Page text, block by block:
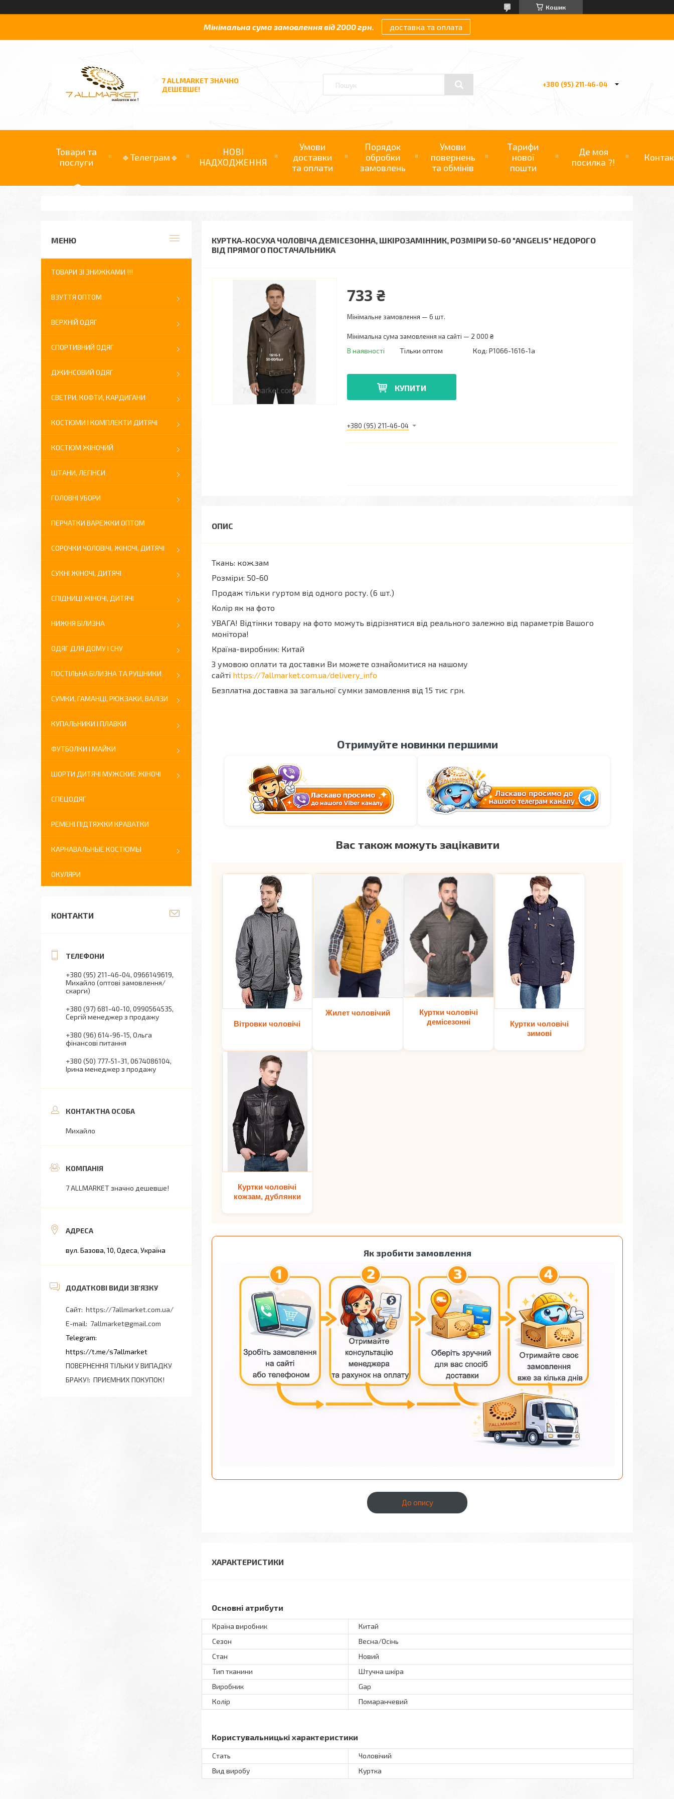
Кошик
Мінімальна сума замовлення від 2000 грн. доставка та оплата
7 ALLMARKET ЗНАЧНО
ДЕШЕВШЕ!
+380 (95) 211-46-04
Товари та
послуги
🔹Телеграм🔹
НОВІ
НАДХОДЖЕННЯ
Умови
доставки
та оплати
Порядок
обробки
замовлень
Умови
повернень
та обмінів
Тарифи
нової
пошти
Де моя
посилка ?!
КУРТКА-КОСУХА ЧОЛОВІЧА ДЕМІСЕЗОННА, ШКІРОЗАМІННИК, РОЗМІРИ 50-60 "ANGELIS" НЕДОРОГО
ВІД ПРЯМОГО ПОСТАЧАЛЬНИКА
733 ₴
Мінімальне замовлення — 6 шт.
Мінімальна сума замовлення на сайті — 2 000 ₴
В наявності Тільки оптом Код: P1066-1616-1a
КУПИТИ
+380 (95) 211-46-04
Ткань: кож.зам
Розміри: 50-60
Продаж тільки гуртом від одного росту. (6 шт.)
Колір як на фото
УВАГА! Відтінки товару на фото можуть відрізнятися від реального залежно від параметрів Вашого
монітора!
Країна-виробник: Китай
З умовою оплати та доставки Ви можете ознайомитися на нашому
сайті https://7allmarket.com.ua/delivery_info
Безплатна доставка за загальної сумки замовлення від 15 тис грн.
Отримуйте новинки першими
Вас також можуть зацікавити
Вітровки чоловічі
Жилет чоловічий
Куртки чоловічі
демісезонні
Куртки чоловічі
зимові
Куртки чоловічі
кожзам, дублянки
Як зробити замовлення
До опису
ХАРАКТЕРИСТИКИ
Основні атрибути
Країна виробник
Китай
Сезон
Весна/Осінь
Стан
Новий
Тип тканини
Штучна шкіра
Виробник
Gap
Колір
Помаранчевий
Користувальницькі характеристики
Стать
Чоловічий
Вид виробу
Куртка
ТОВАРИ ЗІ ЗНИЖКАМИ !!!
ВЗУТТЯ ОПТОМ
ВЕРХНІЙ ОДЯГ
СПОРТИВНИЙ ОДЯГ
ДЖИНСОВИЙ ОДЯГ
СВЕТРИ, КОФТИ, КАРДИГАНИ
КОСТЮМИ І КОМПЛЕКТИ ДИТЯЧІ
КОСТЮМ ЖІНОЧИЙ
ШТАНИ, ЛЕГІНСИ
ГОЛОВНІ УБОРИ
ПЕРЧАТКИ ВАРЕЖКИ ОПТОМ
СОРОЧКИ ЧОЛОВІЧІ, ЖІНОЧІ, ДИТЯЧІ
СУКНІ ЖІНОЧІ, ДИТЯЧІ
СПІДНИЦІ ЖІНОЧІ, ДИТЯЧІ
НИЖНЯ БІЛИЗНА
ОДЯГ ДЛЯ ДОМУ І СНУ
ПОСТІЛЬНА БІЛИЗНА ТА РУШНИКИ
СУМКИ, ГАМАНЦІ, РЮКЗАКИ, ВАЛІЗИ
КУПАЛЬНИКИ І ПЛАВКИ
ФУТБОЛКИ І МАЙКИ
ШОРТИ ДИТЯЧІ МУЖСКИЕ ЖІНОЧІ
СПЕЦОДЯГ
РЕМЕНІ ПІДТЯЖКИ КРАВАТКИ
КАРНАВАЛЬНЫЕ КОСТЮМЫ
ОКУЛЯРИ
КОНТАКТИ
+380 (95) 211-46-04 0966149619
Михайло (оптові замовлення/
скарги)
+380 (97) 681-40-10 0990564535
Сергій менеджер з продажу
+380 (96) 614-96-15 Ольга
фінансові питання
+380 (50) 777-51-31 0674086104
Ірина менеджер з продажу
Михайло
7 ALLMARKET значно дешевше!
вул. Базова, 10, Одеса, Україна
https://7allmarket.com.ua/
7allmarket@gmail.com
https://t.me/s7allmarket
ПОВЕРНЕННЯ ТІЛЬКИ У ВИПАДКУ
БРАКУ! ПРИЄМНИХ ПОКУПОК!